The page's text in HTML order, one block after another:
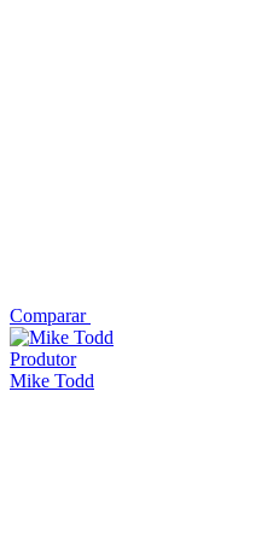
Comparar
Produtor
Mike Todd